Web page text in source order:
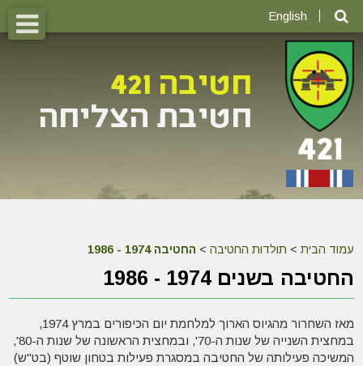
English
עמוד הבית > תולדות החטיבה > החטיבה 1974 - 1986
החטיבה בשנים 1974 - 1986
מאז השחרור מהגיוס הארוך למלחמת יום הכיפורים במרץ 1974,
במחצית השנייה של שנות ה-70', ובמחצית הראשונה של שנות ה-80',
המשיכה פעילותה של החטיבה במסגרת פעילות בטחון שוטף (בט"ש)